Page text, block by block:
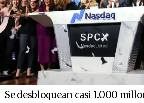
Se desbloquean casi 1.000